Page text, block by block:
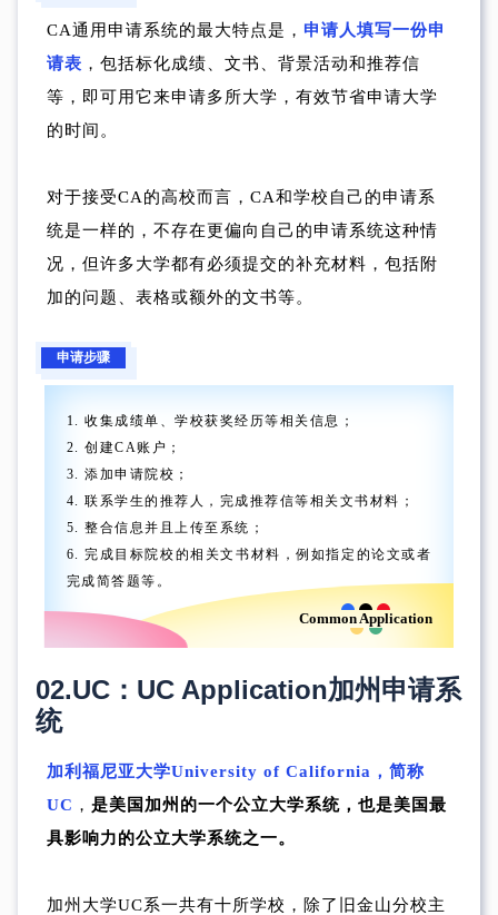
CA通用申请系统的最大特点是， 申请人填写一份申
请表 ，包括标化成绩、文书、背景活动和推荐信
等，即可用它来申请多所大学，有效节省申请大学
的时间。
对于接受CA的高校而言，CA和学校自己的申请系
统是一样的，不存在更偏向自己的申请系统这种情
况，但许多大学都有必须提交的补充材料，包括附
加的问题、表格或额外的文书等。
申请步骤
1. 收集成绩单、学校获奖经历等相关信息；
2. 创建CA账户；
3. 添加申请院校；
4. 联系学生的推荐人，完成推荐信等相关文书材料；
5. 整合信息并且上传至系统；
6. 完成目标院校的相关文书材料，例如指定的论文或者
完成简答题等。
Common Application
02.UC：UC Application加州申请系
统
加利福尼亚大学University of California，简称
UC ， 是美国加州的一个公立大学系统，也是美国最
具影响力的公立大学系统之一。
加州大学UC系一共有十所学校，除了旧金山分校主